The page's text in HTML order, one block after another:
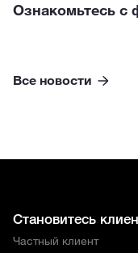
Ознакомьтесь с
Все новости
Становитесь
Частный клиент